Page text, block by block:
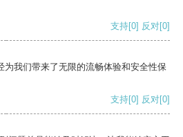
支持[0] 反对[0]
为我们带来了无限的流畅体验和安全性保
支持[0] 反对[0]